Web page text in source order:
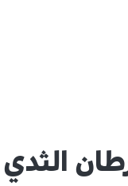
الثدي